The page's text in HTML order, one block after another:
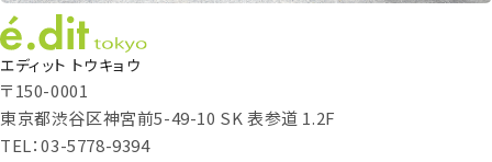
エディット トウキョウ
〒150-0001
東京都渋谷区神宮前5-49-10 SK 表参道 1.2F
TEL：03-5778-9394